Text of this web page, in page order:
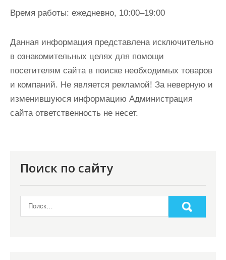
Время работы: ежедневно, 10:00–19:00
Данная информация представлена исключительно
в ознакомительных целях для помощи
посетителям сайта в поиске необходимых товаров
и компаний. Не является рекламой! За неверную и
изменившуюся информацию Администрация
сайта ответственность не несет.
Поиск по сайту